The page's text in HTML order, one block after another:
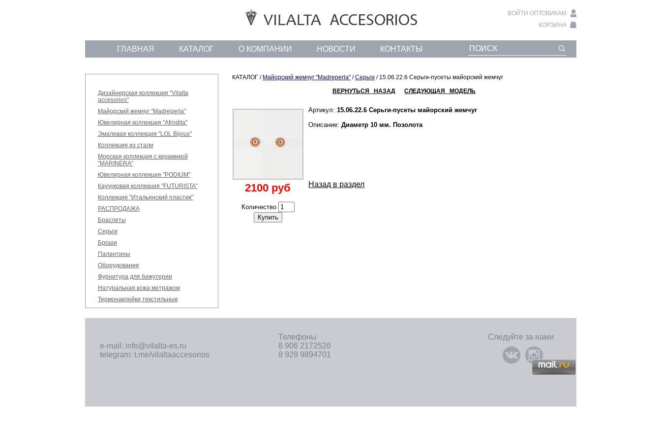
ВОЙТИ ОПТОВИКАМ
КОРЗИНА
ГЛАВНАЯ КАТАЛОГ О КОМПАНИИ НОВОСТИ КОНТАКТЫ
Дизайнерская коллекция "Vilalta
accesorios"
Майорский жемчуг "Madreperla"
Ювелирная коллекция "Afrodita"
Эмалевая коллекция "LOL Bijoux"
Коллекция из стали
Морская коллекция с керамикой
"MARINERA"
Ювелирная коллекция "PODIUM"
Каучуковая коллекция "FUTURISTA"
Коллекция "Итальянский пластик"
РАСПРОДАЖА
Браслеты
Серьги
Броши
Палантины
Оборудование
Фурнитура для бижутерии
Натуральная кожа метражом
Термонаклейки текстильные
КАТАЛОГ / Майорский жемчуг "Madreperla" /Серьги / 15.06.22.6 Серьги-пусеты майорский жемчуг
ВЕРНУТЬСЯ НАЗАД
СЛЕДУЮЩАЯ МОДЕЛЬ
2100 руб
Количество
Купить
Артикул:15.06.22.6 Серьги-пусеты майорский жемчуг
Описание:Диаметр 10 мм. Позолота
Назад в раздел
e-mail: info@vilalta-es.ru
telegram: t.me/vilaltaaccesorios
Телефоны
8 906 2172526
8 929 9894701
Следуйте за нами